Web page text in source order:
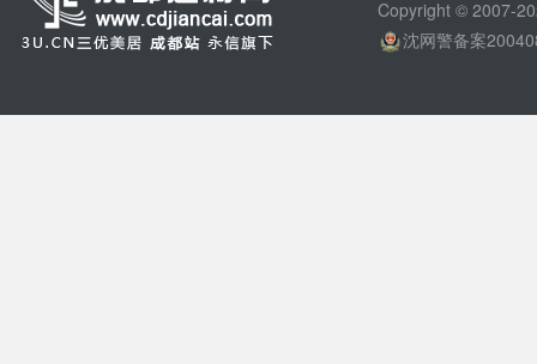
Copyright © 2007-
沈网警备案